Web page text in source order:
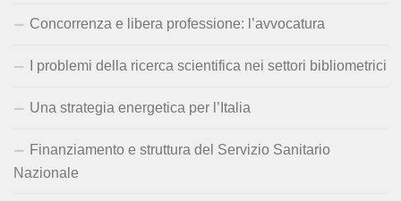
Concorrenza e libera professione: l’avvocatura
I problemi della ricerca scientifica nei settori bibliometrici
Una strategia energetica per l’Italia
Finanziamento e struttura del Servizio Sanitario
Nazionale